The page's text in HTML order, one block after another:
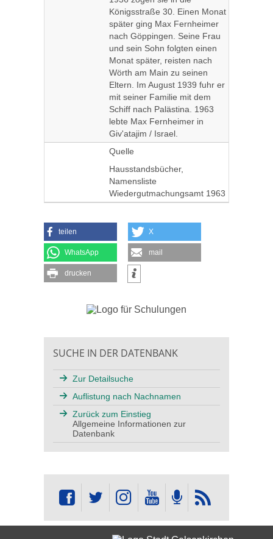
Königsstraße 30. Einen Monat
später ging Max Fernheimer
nach Göppingen. Seine Frau
und sein Sohn folgten einen
Monat später, reisten nach
Wörth am Main zu seinen
Eltern. Im August 1939 fuhr er
mit seiner Familie mit dem
Schiff nach Palästina. 1963
lebte Max Fernheimer in
Giv'atajim / Israel.
Quelle
Hausstandsbücher,
Namensliste
Wiedergutmachungsamt 1963
teilen X
WhatsApp mail
drucken
SUCHE IN DER DATENBANK
Zur Detailsuche
Auflistung nach Nachnamen
Zurück zum Einstieg
Allgemeine Informationen zur
Datenbank